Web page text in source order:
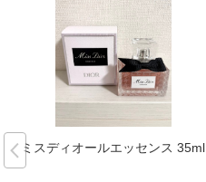
ミスディオールエッセンス 35ml